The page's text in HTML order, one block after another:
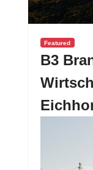
Featured
B3